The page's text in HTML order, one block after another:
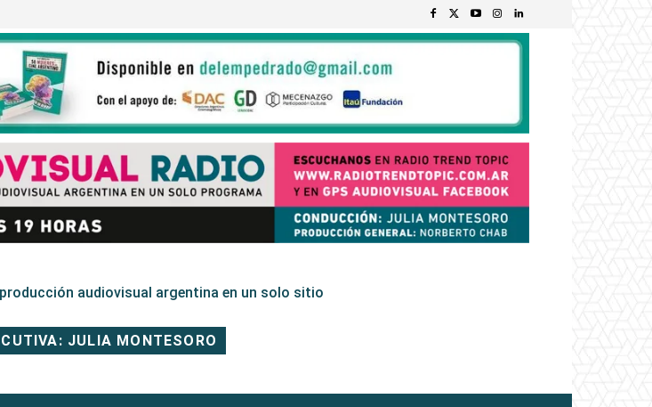
audiovisual argentina en un solo sitio
JULIA MONTESORO